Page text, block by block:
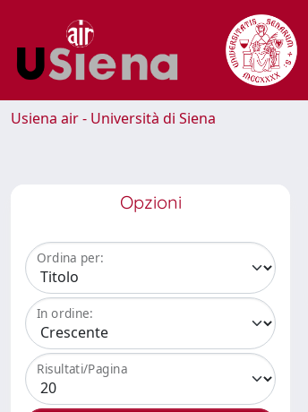
Usiena air - Università di Siena
Opzioni
Ordina per:
In ordine:
Risultati/Pagina